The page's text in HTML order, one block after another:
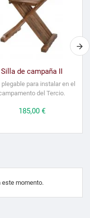
Silla de campaña II
plegable para instalar en el
del Tercio.
Precio
185,00 €
este momento.